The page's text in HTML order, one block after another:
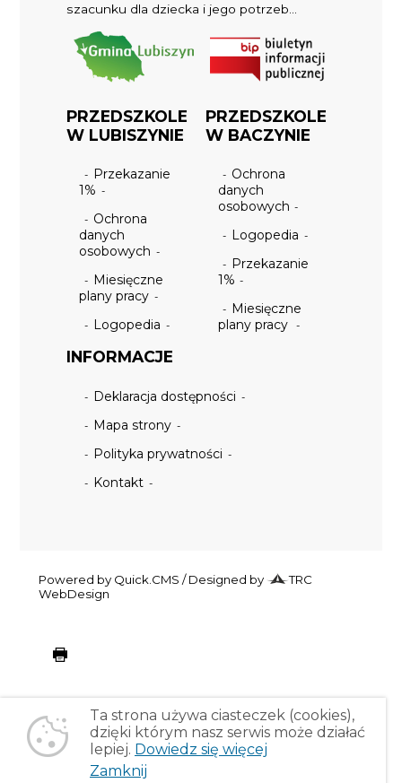
szacunku dla dziecka i jego potrzeb...
PRZEDSZKOLE
W LUBISZYNIE
Przekazanie
1%
Ochrona
danych
osobowych
Miesięczne
plany pracy
Logopedia
PRZEDSZKOLE
W BACZYNIE
Ochrona
danych
osobowych
Logopedia
Przekazanie
1%
Miesięczne
plany pracy
INFORMACJE
Deklaracja dostępności
Mapa strony
Polityka prywatności
Kontakt
Powered by Quick.CMS / Designed by
TRC
WebDesign
Ta strona używa ciasteczek (cookies),
dzięki którym nasz serwis może działać
lepiej. Dowiedz się więcej
Zamknij